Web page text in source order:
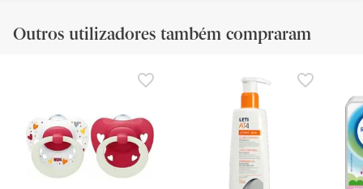
Outros utilizadores também compraram